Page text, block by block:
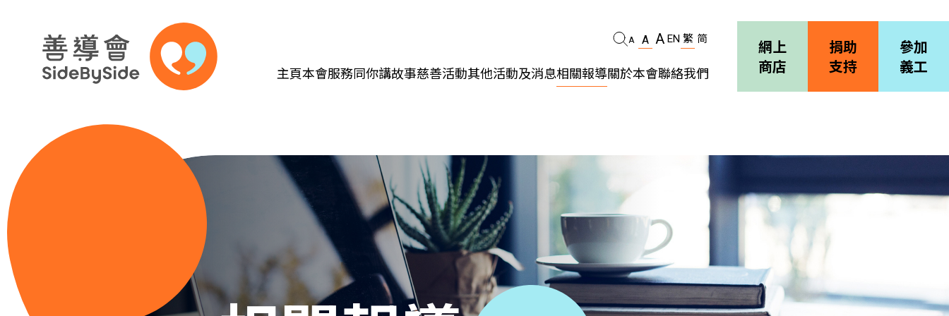
A A A EN 繁 简
主頁本會服務
職能發展
社區教育
多元共融
社區連繫
同你講故事慈善活動其他活動及消息相關報導關於本會聯絡我們
網上
商店
捐助
支持
參加
義工